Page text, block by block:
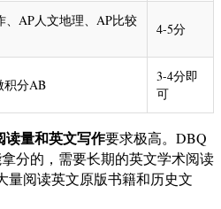
、AP人文地理、AP比较
4-5分
积分AB
3-4分即
可
读量和英文写作要求极高。DBQ
分的，需要长期的英文学术阅读
量阅读英文原版书籍和历史文